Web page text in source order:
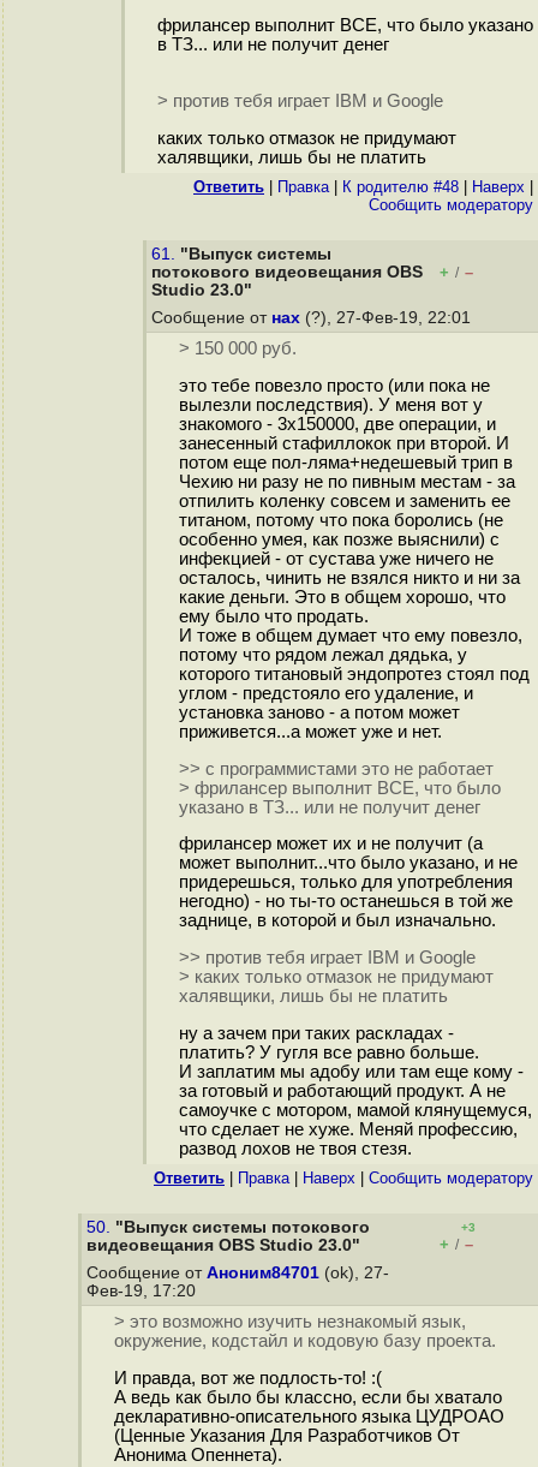
фрилансер выполнит ВСЕ, что было указано
в ТЗ... или не получит денег
> против тебя играет IBM и Google
каких только отмазок не придумают
халявщики, лишь бы не платить
Ответить Правка| К родителю #48 Наверх
Cообщить модератору
61. "Выпуск системы
потокового видеовещания OBS
Studio 23.0"
+ / –
Сообщение от нах (?), 27-Фев-19, 22:01
> 150 000 руб.
это тебе повезло просто (или пока не
вылезли последствия). У меня вот у
знакомого - 3x150000, две операции, и
занесенный стафиллокок при второй. И
потом еще пол-ляма+недешевый трип в
Чехию ни разу не по пивным местам - за
отпилить коленку совсем и заменить ее
титаном, потому что пока боролись (не
особенно умея, как позже выяснили) с
инфекцией - от сустава уже ничего не
осталось, чинить не взялся никто и ни за
какие деньги. Это в общем хорошо, что
ему было что продать.
И тоже в общем думает что ему повезло,
потому что рядом лежал дядька, у
которого титановый эндопротез стоял под
углом - предстояло его удаление, и
установка заново - а потом может
приживется...а может уже и нет.
>> с программистами это не работает
> фрилансер выполнит ВСЕ, что было
указано в ТЗ... или не получит денег
фрилансер может их и не получит (а
может выполнит...что было указано, и не
придерешься, только для употребления
негодно) - но ты-то останешься в той же
заднице, в которой и был изначально.
>> против тебя играет IBM и Google
> каких только отмазок не придумают
халявщики, лишь бы не платить
ну а зачем при таких раскладах -
платить? У гугля все равно больше.
И заплатим мы адобу или там еще кому -
за готовый и работающий продукт. А не
самоучке с мотором, мамой клянущемуся,
что сделает не хуже. Меняй профессию,
развод лохов не твоя стезя.
Ответить Правка| Наверх Cообщить модератору
50. "Выпуск системы потокового
видеовещания OBS Studio 23.0"
+3
+ / –
Сообщение от Аноним84701 (ok), 27-
Фев-19, 17:20
> это возможно изучить незнакомый язык,
окружение, кодстайл и кодовую базу проекта.
И правда, вот же подлость-то! :(
А ведь как было бы классно, если бы хватало
декларативно-описательного языка ЦУДРОАО
(Ценные Указания Для Разработчиков От
Анонима Опеннета).